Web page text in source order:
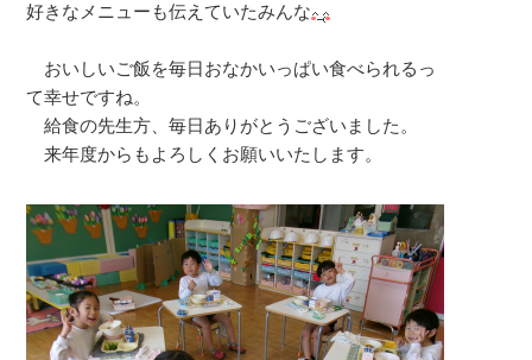
好きなメニューも伝えていたみんな
おいしいご飯を毎日おなかいっぱい食べられるっ
て幸せですね。
給食の先生方、毎日ありがとうございました。
来年度からもよろしくお願いいたします。